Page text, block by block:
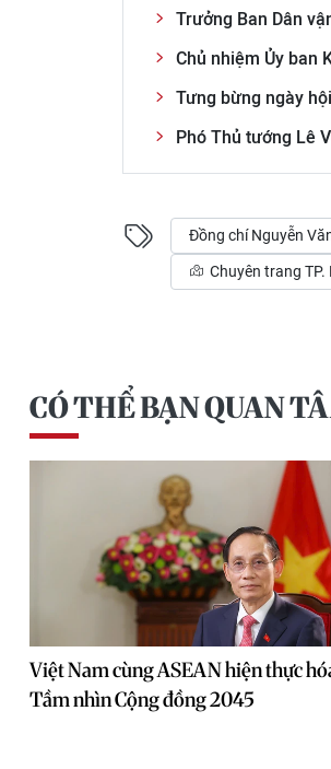
Trưởng Ban Dân
Chủ nhiệm Ủy ban
Tưng bừng ngày
Phó Thủ tướng Lê
Đồng chí Nguyễn
Chuyên trang TP.
CÓ THỂ BẠN QUAN
Việt Nam cùng ASEAN hiện thực
Tầm nhìn Cộng đồng 2045